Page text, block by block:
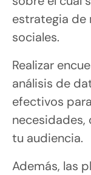
estrategia de
sociales.
Realizar
análisis de
efectivos
necesidades,
tu audiencia.
Además, las